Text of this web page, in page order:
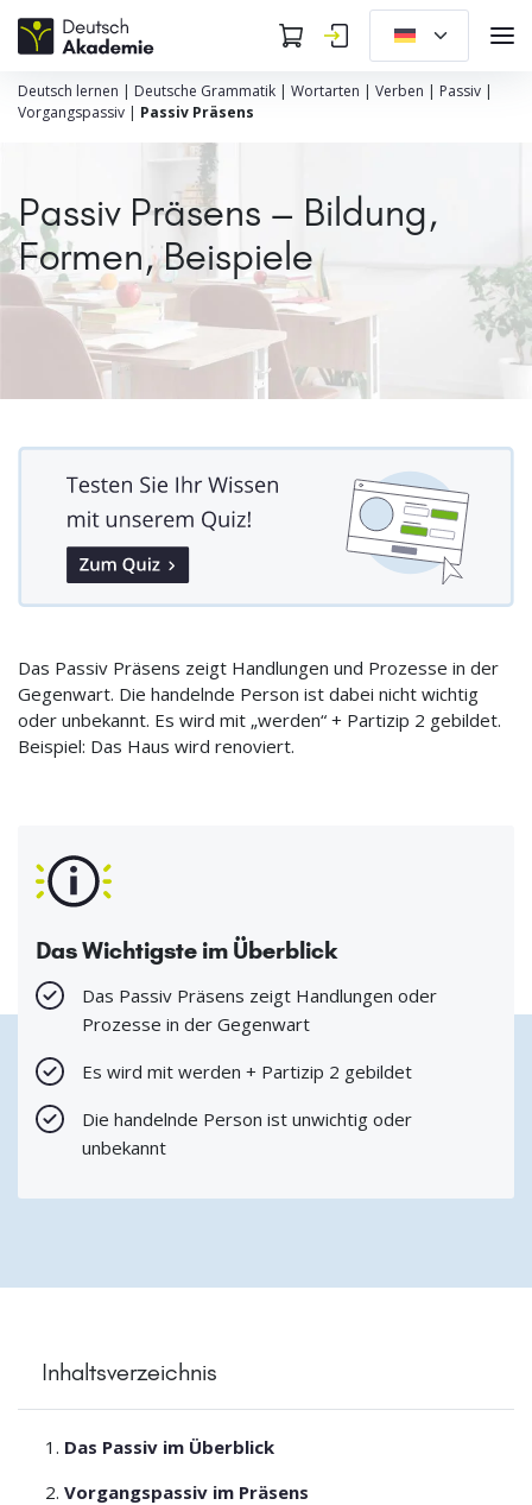
Deutsch lernen | Deutsche Grammatik | Wortarten | Verben | Passiv |
Vorgangspassiv | Passiv Präsens
Passiv Präsens – Bildung,
Formen, Beispiele
Das Passiv Präsens zeigt Handlungen und Prozesse in der
Gegenwart. Die handelnde Person ist dabei nicht wichtig
oder unbekannt. Es wird mit „werden“ + Partizip 2 gebildet.
Beispiel: Das Haus wird renoviert.
Das Wichtigste im Überblick
Das Passiv Präsens zeigt Handlungen oder
Prozesse in der Gegenwart
Es wird mit werden + Partizip 2 gebildet
Die handelnde Person ist unwichtig oder
unbekannt
Inhaltsverzeichnis
Das Passiv im Überblick
Vorgangspassiv im Präsens